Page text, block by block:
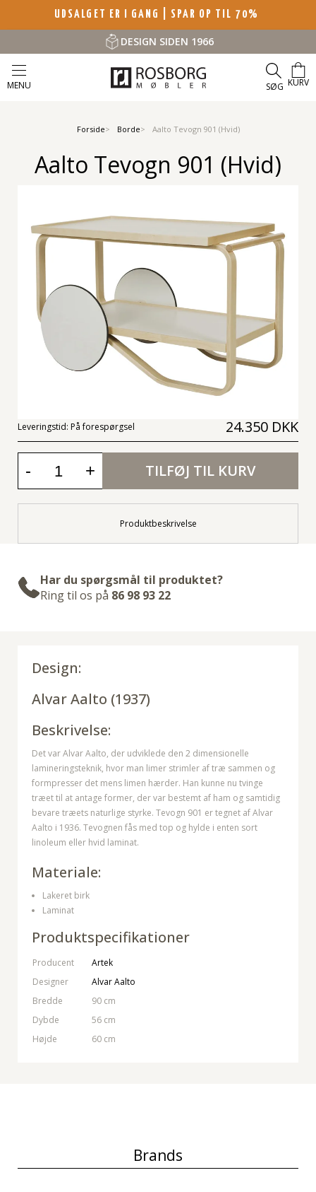
UDSALGET ER I GANG | SPAR OP TIL 70%
DESIGN SIDEN 1966
MENU SØG KURV
Forside Borde Aalto Tevogn 901 (Hvid)
Aalto Tevogn 901 (Hvid)
Leveringstid: På forespørgsel 24.350 DKK
- + TILFØJ TIL KURV
Produktbeskrivelse
Har du spørgsmål til produktet?
Ring til os på 86 98 93 22
Design:
Alvar Aalto (1937)
Beskrivelse:
Det var Alvar Aalto, der udviklede den 2 dimensionelle
lamineringsteknik, hvor man limer strimler af træ sammen og
formpresser det mens limen hærder. Han kunne nu tvinge
træet til at antage former, der var bestemt af ham og samtidig
bevare træets naturlige styrke. Tevogn 901 er tegnet af Alvar
Aalto i 1936. Tevognen fås med top og hylde i enten sort
linoleum eller hvid laminat.
Materiale:
Lakeret birk
Laminat
Produktspecifikationer
Producent
Artek
Designer
Alvar Aalto
Bredde
90 cm
Dybde
56 cm
Højde
60 cm
Brands